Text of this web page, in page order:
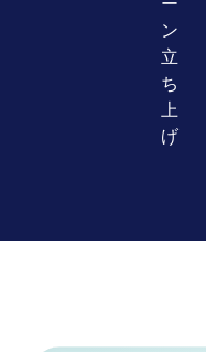
ン
立
ち
上
げ